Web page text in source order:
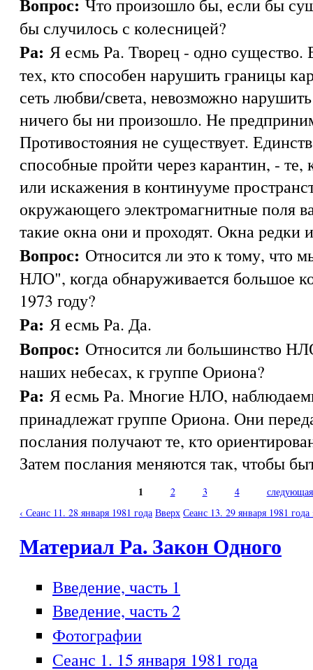
Что произошло бы, если бы
бы случилось с колесницей?
Ра: Я есмь Ра. Творец - одно
тех, кто способен нарушить границы
сеть любви/света, невозможно нарушить
ничего бы ни произошло. Не
Противостояния не существует.
способные пройти через карантин, -
или искажения в континууме
окружающего электромагнитные поля
такие окна они и проходят. Окна редки
Вопрос: Относится ли это к тому, что
НЛО", когда обнаруживается большое
1973 году?
Ра: Я есмь Ра. Да.
Вопрос: Относится ли большинство
наших небесах, к группе Ориона?
Ра: Я есмь Ра. Многие НЛО,
принадлежат группе Ориона. Они
послания получают те, кто
Затем послания меняются так, чтобы
Страницы
1 2 3 4
‹ Сеанс 11. 28 января 1981 года Вверх Сеанс 13. 29 января 1981 года
Материал Ра. Закон Одного
Введение, часть 1
Введение, часть 2
Фотографии
Сеанс 1. 15 января 1981 года